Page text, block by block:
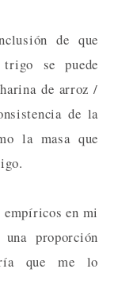
de que
se puede
de arroz /
de la
la masa que
empíricos en mi
proporción
que me lo